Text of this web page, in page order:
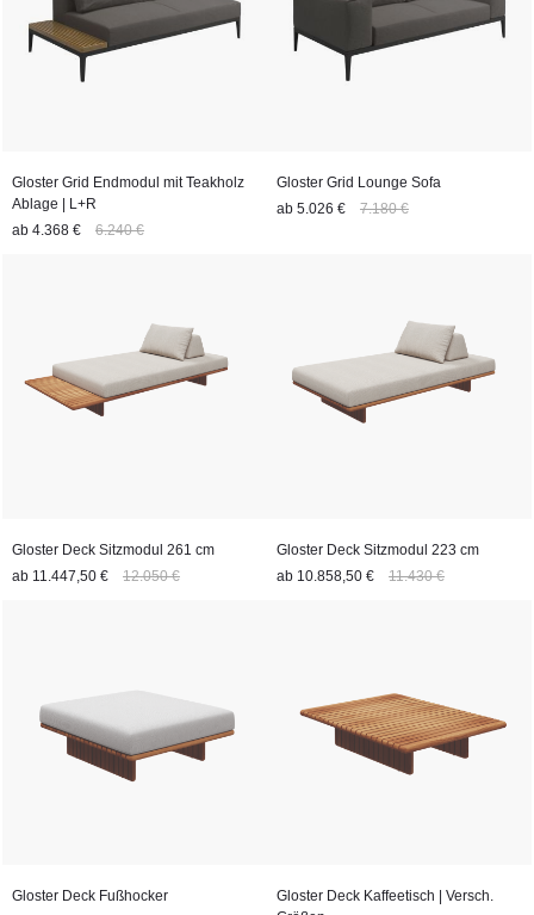
Gloster Grid Endmodul mit Teakholz
Ablage | L+R
ab 4.368 € 6.240 €
Gloster Grid Lounge Sofa
ab 5.026 € 7.180 €
Gloster Deck Sitzmodul 261 cm
ab 11.447,50 € 12.050 €
Gloster Deck Sitzmodul 223 cm
ab 10.858,50 € 11.430 €
Gloster Deck Fußhocker
Gloster Deck Kaffeetisch | Versch.